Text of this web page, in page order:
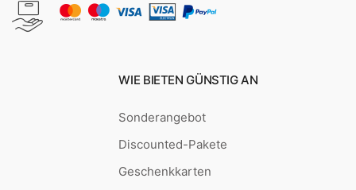
WIE BIETEN GÜNSTIG AN
Sonderangebot
Discounted-Pakete
Geschenkkarten